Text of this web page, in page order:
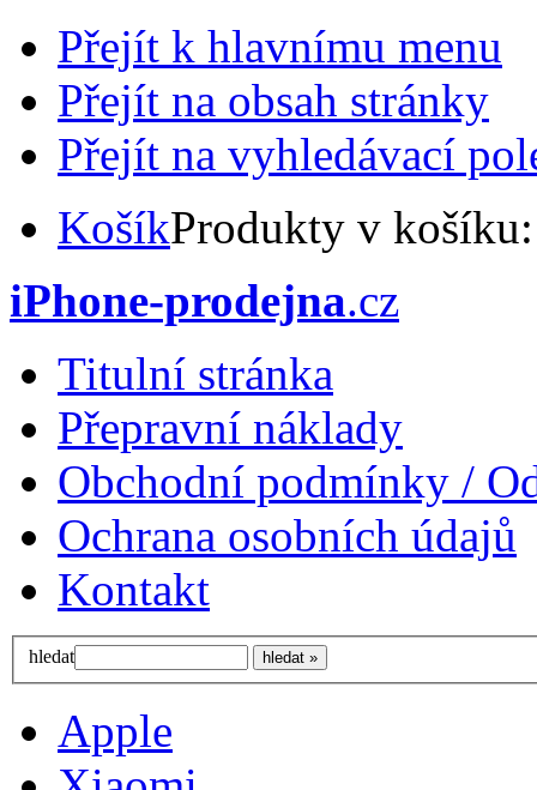
Přejít k hlavnímu menu
Přejít na obsah stránky
Přejít na vyhledávací
KošíkProdukty v
iPhone-prodejna.cz
Titulní stránka
Přepravní náklady
Obchodní podmínky /
Ochrana osobních údajů
Kontakt
hledat
Apple